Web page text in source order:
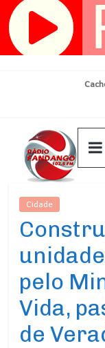
Pular
para
Cidade
pelo
Vida,
de